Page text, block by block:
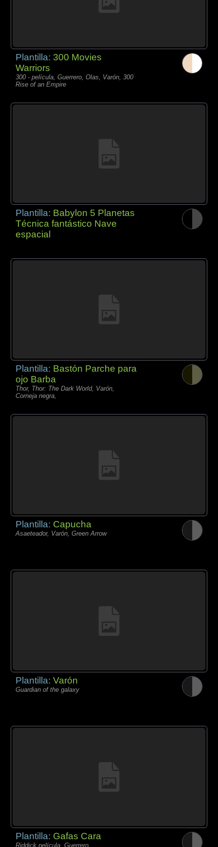
Plantilla: 300 Movies
Warriors
300 - película, Guerrero, Olas, Varón, 300
Rise of an Empire
Plantilla: Babylon 5 Planetas
Técnica fantástico Nave
espacial
Plantilla: Bastón Parche para
ojo Barba
Thor, Thor: The Dark World, Varón,
Corneja negra,
Plantilla: Capucha
Asaeteador, Varón, Green Arrow
Plantilla:Varón
Guardian of the galaxy
Plantilla: Gafas Cara
Riddick película, Guerrero,